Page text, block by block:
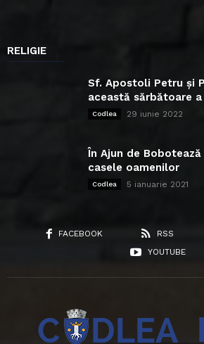
RELIGIE
Sf. Apostoli Petru și
această sărbătoare
Codlea 29 iunie 2022
În Ajun de
casele oamenilor
Codlea 5 ianuarie 2021
FACEBOOK RSS
YOUTUBE